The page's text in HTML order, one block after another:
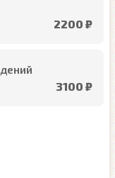
2200 ₽
3100 ₽